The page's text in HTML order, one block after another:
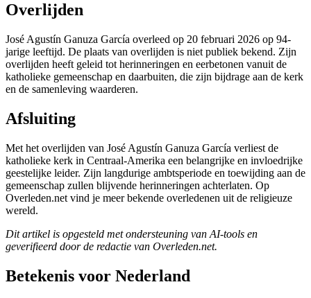
Overlijden
José Agustín Ganuza García overleed op 20 februari 2026 op 94-
jarige leeftijd. De plaats van overlijden is niet publiek bekend. Zijn
overlijden heeft geleid tot herinneringen en eerbetonen vanuit de
katholieke gemeenschap en daarbuiten, die zijn bijdrage aan de kerk
en de samenleving waarderen.
Afsluiting
Met het overlijden van José Agustín Ganuza García verliest de
katholieke kerk in Centraal-Amerika een belangrijke en invloedrijke
geestelijke leider. Zijn langdurige ambtsperiode en toewijding aan de
gemeenschap zullen blijvende herinneringen achterlaten. Op
Overleden.net vind je meer bekende overledenen uit de religieuze
wereld.
Dit artikel is opgesteld met ondersteuning van AI-tools en
geverifieerd door de redactie van Overleden.net.
Betekenis voor Nederland